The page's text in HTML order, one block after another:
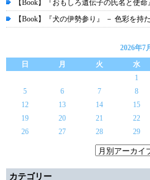
【Book】『おもしろ遺伝子の氏名と使命』
【Book】『犬の伊勢参り』 － 色彩を持
2026年7
日
月 火 水
1
5
6 7 8
12
13 14 15
19
20 21 22
26
27 28 29
カテゴリー